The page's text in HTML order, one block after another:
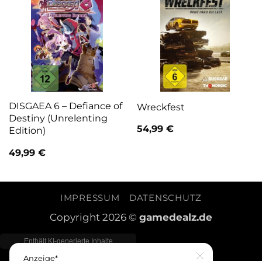
DISGAEA 6 – Defiance of
Destiny (Unrelenting
Edition)
49,99 €
Wreckfest
54,99 €
IMPRESSUM DATENSCHUTZ
Copyright 2026 © gamedealz.de
Anzeige*